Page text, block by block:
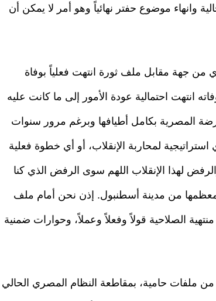
وانهاء موضوع حفتر نهائياً وهو أمر لا يمكن أن
جهة مقابل ملف ثورة انتهت فعلياً بوفاة
انتهت احتمالية عودة الأمور إلى ما كانت عليه
المصرية بكامل أطيافها وبرغم مرور سنوات
لمحاربة الإنقلاب، أو أي خطوة فعلية
لهذا الإنقلاب اللهم سوى الرفض الذي كنا
معظمها من مدينة أسطنبول. إذن نحن أمام ملف
الصلاحية قولاً وفعلاً وعملاً، وحوارات ضمنية
ملفات حامية، بمقاطعة النظام المصري الحالي